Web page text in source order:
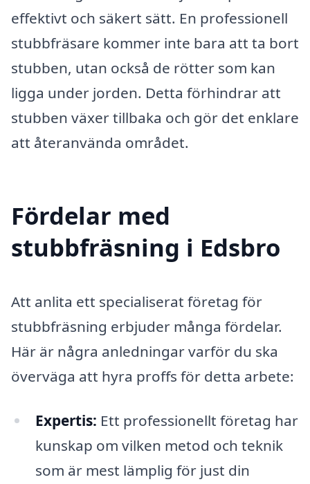
effektivt och säkert sätt. En professionell
stubbfräsare kommer inte bara att ta bort
stubben, utan också de rötter som kan
ligga under jorden. Detta förhindrar att
stubben växer tillbaka och gör det enklare
att återanvända området.
Fördelar med
stubbfräsning i Edsbro
Att anlita ett specialiserat företag för
stubbfräsning erbjuder många fördelar.
Här är några anledningar varför du ska
överväga att hyra proffs för detta arbete:
Expertis: Ett professionellt företag har
kunskap om vilken metod och teknik
som är mest lämplig för just din